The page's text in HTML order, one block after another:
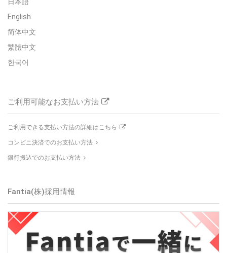
English
简体中文
繁體中文
한국어
ご利用可能なお支払い方法
ご利用できる支払い方法の詳細はこちら
コンビニ決済でのお支払い方法
銀行振込でのお支払い方法
Fantia(株)採用情報